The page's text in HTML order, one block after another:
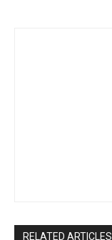
RELATED ARTICLES